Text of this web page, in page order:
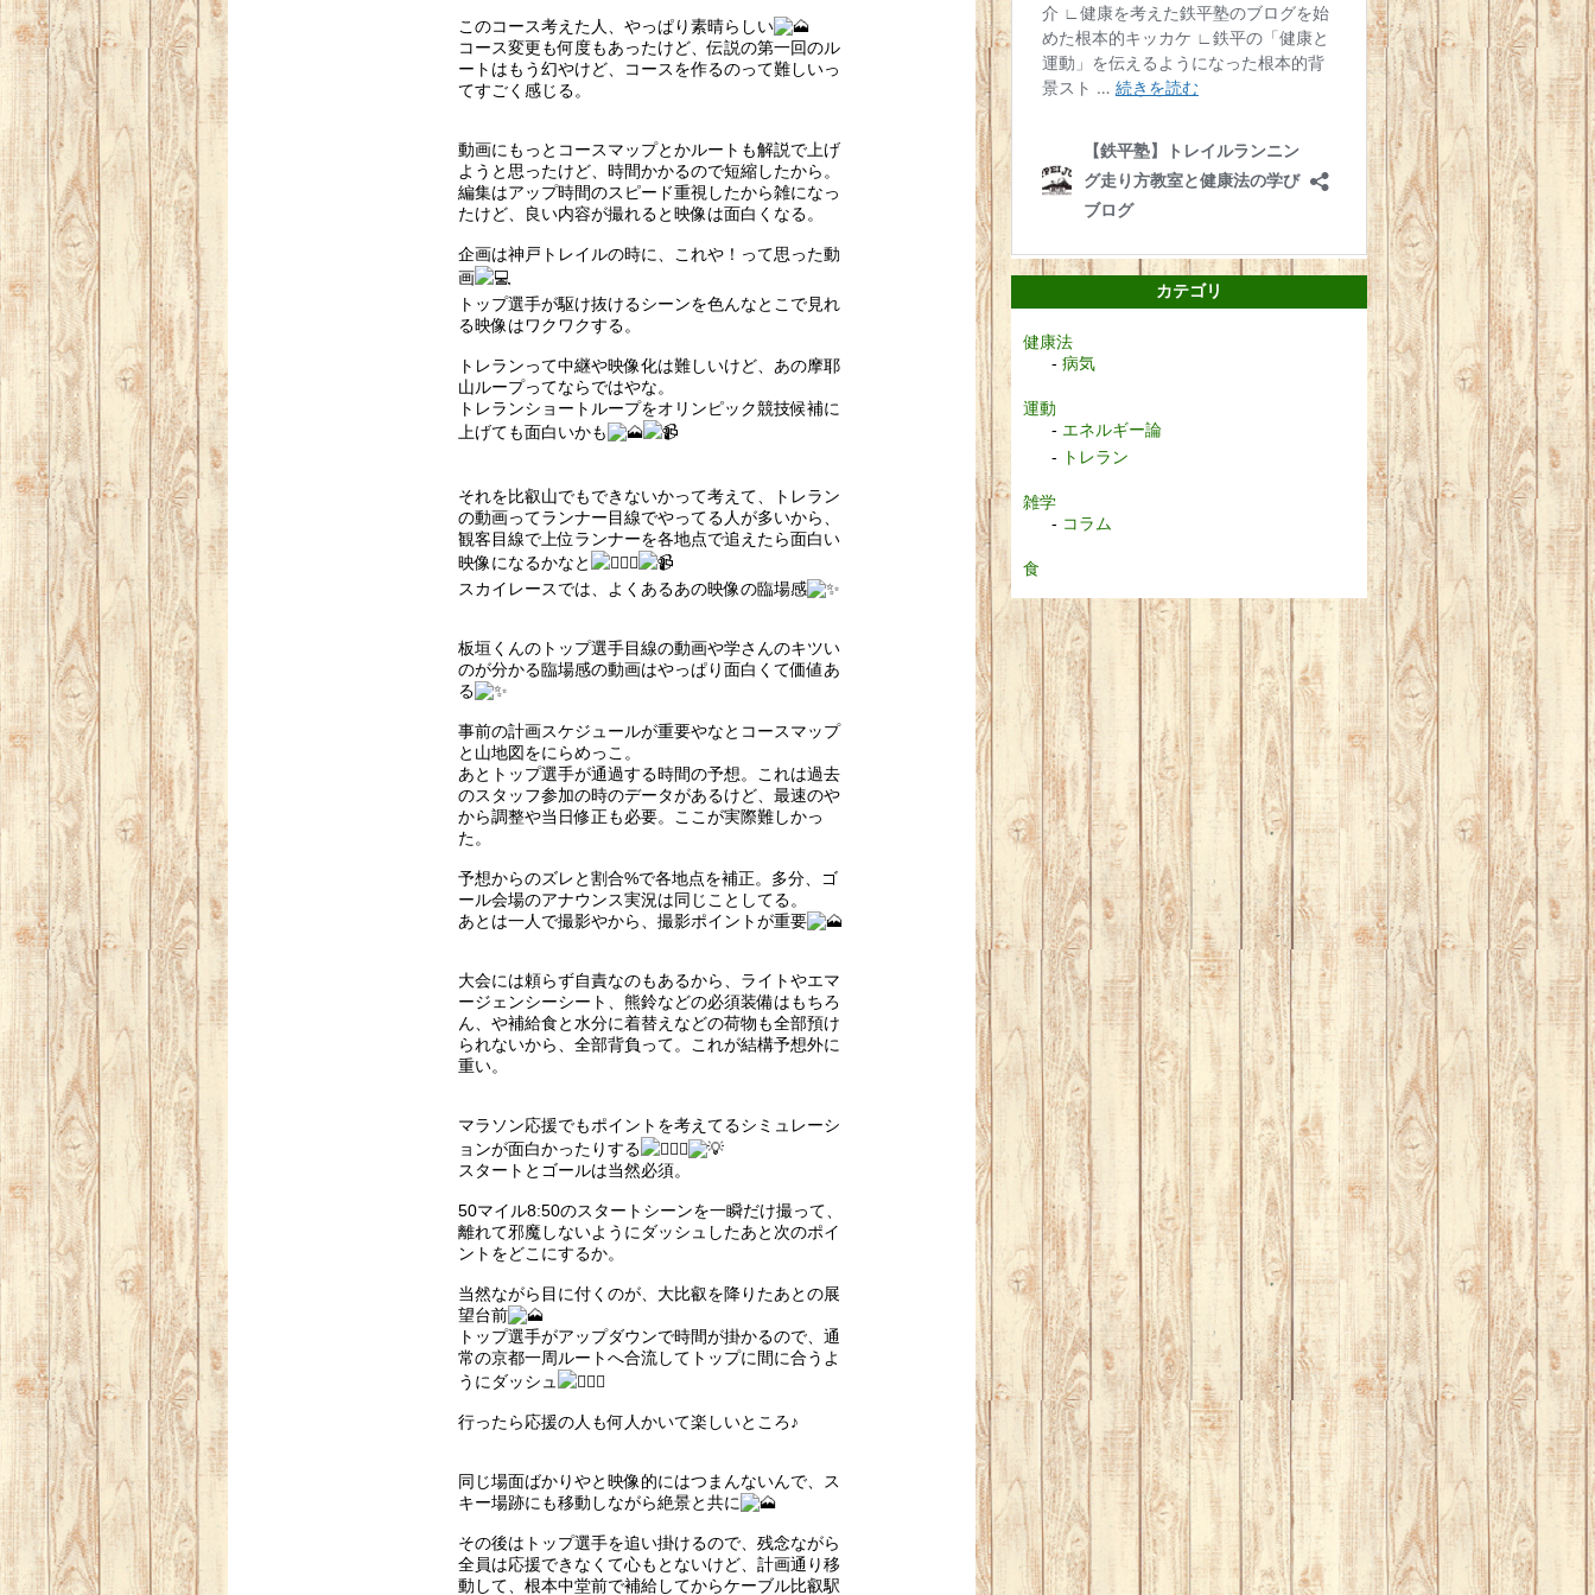
このコース考えた人、やっぱり素晴らしい
コース変更も何度もあったけど、伝説の第一回のル
ートはもう幻やけど、コースを作るのって難しいっ
てすごく感じる。
動画にもっとコースマップとかルートも解説で上げ
ようと思ったけど、時間かかるので短縮したから。
編集はアップ時間のスピード重視したから雑になっ
たけど、良い内容が撮れると映像は面白くなる。
企画は神戸トレイルの時に、これや！って思った動
画
トップ選手が駆け抜けるシーンを色んなとこで見れ
る映像はワクワクする。
トレランって中継や映像化は難しいけど、あの摩耶
山ループってならではやな。
トレランショートループをオリンピック競技候補に
上げても面白いかも
それを比叡山でもできないかって考えて、トレラン
の動画ってランナー目線でやってる人が多いから、
観客目線で上位ランナーを各地点で追えたら面白い
映像になるかなと
スカイレースでは、よくあるあの映像の臨場感
板垣くんのトップ選手目線の動画や学さんのキツい
のが分かる臨場感の動画はやっぱり面白くて価値あ
る
事前の計画スケジュールが重要やなとコースマップ
と山地図をにらめっこ。
あとトップ選手が通過する時間の予想。これは過去
のスタッフ参加の時のデータがあるけど、最速のや
から調整や当日修正も必要。ここが実際難しかっ
た。
予想からのズレと割合%で各地点を補正。多分、ゴ
ール会場のアナウンス実況は同じことしてる。
あとは一人で撮影やから、撮影ポイントが重要
大会には頼らず自責なのもあるから、ライトやエマ
ージェンシーシート、熊鈴などの必須装備はもちろ
ん、や補給食と水分に着替えなどの荷物も全部預け
られないから、全部背負って。これが結構予想外に
重い。
マラソン応援でもポイントを考えてるシミュレーシ
ョンが面白かったりする
スタートとゴールは当然必須。
50マイル8:50のスタートシーンを一瞬だけ撮って、
離れて邪魔しないようにダッシュしたあと次のポイ
ントをどこにするか。
当然ながら目に付くのが、大比叡を降りたあとの展
望台前
トップ選手がアップダウンで時間が掛かるので、通
常の京都一周ルートへ合流してトップに間に合うよ
うにダッシュ
行ったら応援の人も何人かいて楽しいところ♪
同じ場面ばかりやと映像的にはつまんないんで、ス
キー場跡にも移動しながら絶景と共に
その後はトップ選手を追い掛けるので、残念ながら
全員は応援できなくて心もとないけど、計画通り移
動して、根本中堂前で補給してからケーブル比叡駅
カテゴリ
健康法
病気
運動
エネルギー論
トレラン
雑学
コラム
食